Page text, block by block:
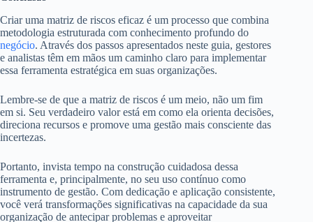
Criar uma matriz de riscos eficaz é um processo que combina
metodologia estruturada com conhecimento profundo do
negócio. Através dos passos apresentados neste guia, gestores
e analistas têm em mãos um caminho claro para implementar
essa ferramenta estratégica em suas organizações.
Lembre-se de que a matriz de riscos é um meio, não um fim
em si. Seu verdadeiro valor está em como ela orienta decisões,
direciona recursos e promove uma gestão mais consciente das
incertezas.
Portanto, invista tempo na construção cuidadosa dessa
ferramenta e, principalmente, no seu uso contínuo como
instrumento de gestão. Com dedicação e aplicação consistente,
você verá transformações significativas na capacidade da sua
organização de antecipar problemas e aproveitar